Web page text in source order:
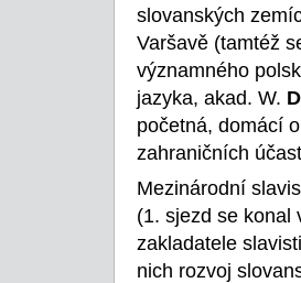
slovanských
Varšavě (tamtéž
významného
jazyka, akad. W.
početná, domácí
zahraničních
Mezinárodní
(1. sjezd se konal
zakladatele
nich rozvoj